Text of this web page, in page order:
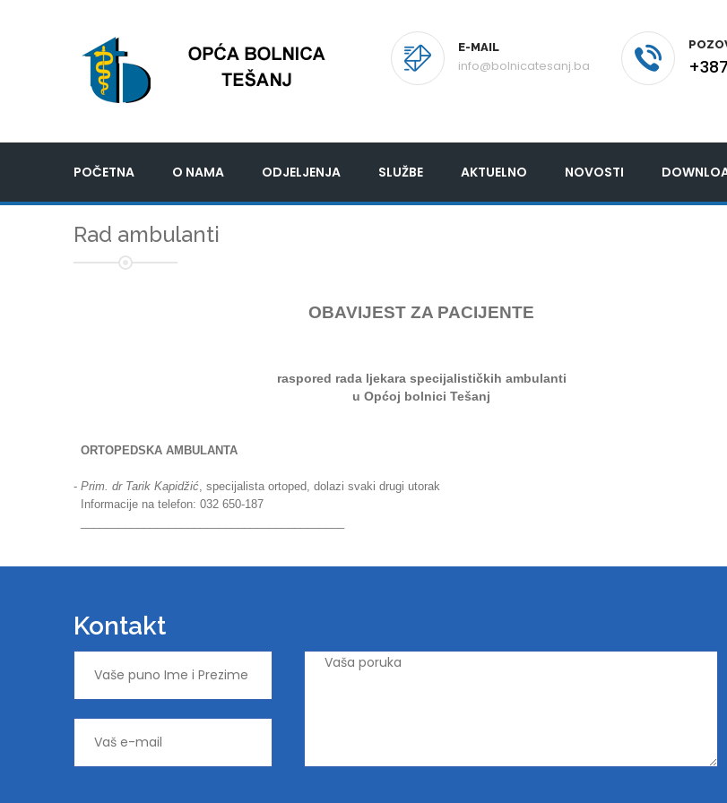
E-MAIL
info@bolnicatesanj.ba
POČETNA O NAMA ODJELJENJA SLUŽBE AKTUELNO NOVOSTI
Rad ambulanti
OBAVIJEST ZA PACIJENTE
raspored rada ljekara specijalističkih ambulanti
u Općoj bolnici Tešanj
ORTOPEDSKA AMBULANTA
- Prim. dr Tarik Kapidžić, specijalista ortoped, dolazi svaki drugi utorak
Informacije na telefon: 032 650-187
Kontakt